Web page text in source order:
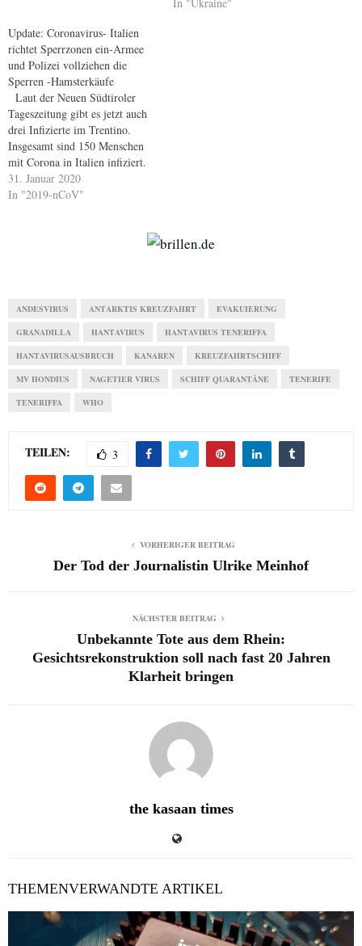
Update: Coronavirus- Italien
richtet Sperrzonen ein-Armee
und Polizei vollziehen die
Sperren -Hamsterkäufe
Laut der Neuen Südtiroler
Tageszeitung gibt es jetzt auch
drei Infizierte im Trentino.
Insgesamt sind 150 Menschen
mit Corona in Italien infiziert.
Drei sind verstorben. Ganze
Supermärkte in der Umgebung
Hamsterkäufe statt, die nunmehr
31. Januar 2020
In "2019-nCoV"
ANDESVIRUS ANTARKTIS KREUZFAHRT EVAKUIERUNG
GRANADILLA HANTAVIRUS HANTAVIRUS TENERIFFA
HANTAVIRUSAUSBRUCH KANAREN KREUZFAHRTSCHIFF
MV HONDIUS NAGETIER VIRUS SCHIFF QUARANTÄNE TENERIFE
TENERIFFA WHO
TEILEN: 3
VORHERIGER BEITRAG
Der Tod der Journalistin Ulrike Meinhof
NÄCHSTER BEITRAG
Unbekannte Tote aus dem Rhein:
Gesichtsrekonstruktion soll nach fast 20 Jahren
Klarheit bringen
the kasaan times
THEMENVERWANDTE ARTIKEL